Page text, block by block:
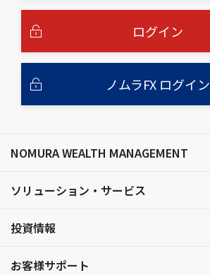
ログイン
ノムラFX ログイン
NOMURA WEALTH MANAGEMENT
ソリューション・サービス
投資情報
お客様サポート